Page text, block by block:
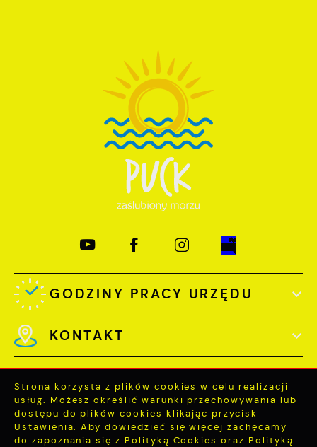
GODZINY PRACY URZĘDU
KONTAKT
Odwiedzin: 3732036
Online: 379
Strona korzysta z plików cookies w celu realizacji
usług. Możesz określić warunki przechowywania lub
dostępu do plików cookies klikając przycisk
Ustawienia. Aby dowiedzieć się więcej zachęcamy
do zapoznania się z Polityką Cookies oraz Polityką